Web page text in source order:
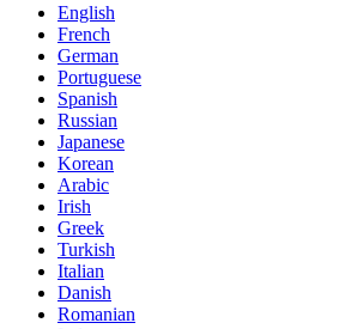
English
French
German
Portuguese
Spanish
Russian
Japanese
Korean
Arabic
Irish
Greek
Turkish
Italian
Danish
Romanian